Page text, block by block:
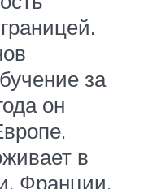
за
он
в
Франции,